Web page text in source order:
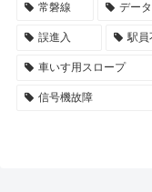
常磐線 デー
誤進入 駅員
車いす用スロープ
信号機故障